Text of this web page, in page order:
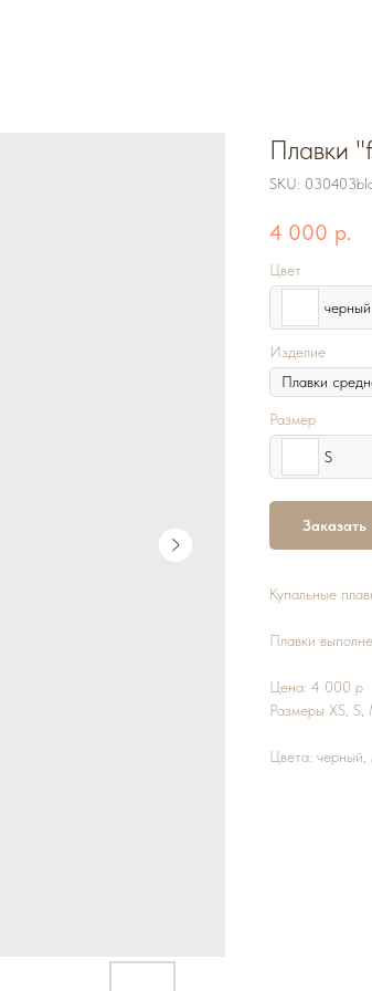
Плавки
SKU:
4 000 р.
Цвет
черный
Изделие
Размер
S
Заказать
Купальные
Плавки
Цена: 4 000 р
Размеры XS,
Цвета: черный,